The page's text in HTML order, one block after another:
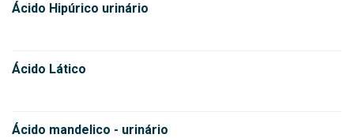
Ácido Hipúrico urinário
Ácido Lático
Ácido mandelico - urinário